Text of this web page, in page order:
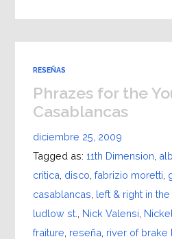
RESEÑAS
Phrazes for the
Casablancas
diciembre 25, 2009
Tagged as: 11th Dimension
critica disco fabrizio moretti
casablancas left & right in
ludlow st.
Nick Valensi
fraiture reseña river of brake